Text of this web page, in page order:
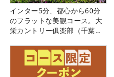
インター5分、都心から60分
のフラットな美観コース。大
栄カントリー俱楽部（千葉